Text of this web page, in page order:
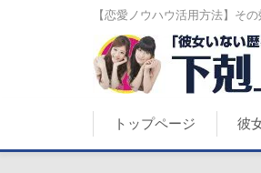
【恋愛ノウハウ活用方法】そ
トップページ 彼